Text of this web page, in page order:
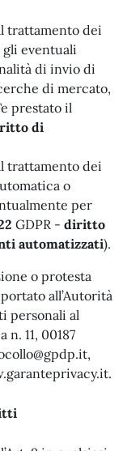
trattamento dei
eventuali
di invio di
di mercato,
prestato il
di
trattamento dei
o
per
GDPR - diritto
automatizzati).
o protesta
all’Autorità
personali al
11, 00187
,